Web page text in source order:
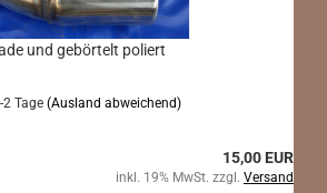
und gebörtelt poliert
2 Tage (Ausland abweichend)
15,00 EUR
inkl. 19% MwSt. zzgl. Versand